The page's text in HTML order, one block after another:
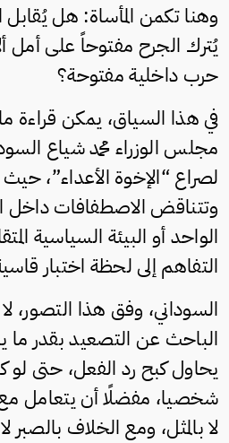
وهنا تكمن المأساة: هل
يُترك الجرح مفتوحاً على أمل
حرب داخلية مفتوحة؟
في هذا السياق، يمكن قراءة
مجلس الوزراء محمد شياع
لصراع “الإخوة الأعداء”،
وتتناقض الاصطفافات داخل
الواحد أو البيئة السياسية
التفاهم إلى لحظة اختبار
السوداني، وفق هذا التصور،
الباحث عن التصعيد بقدر ما
يحاول كبح رد الفعل، حتى لو
شخصيا، مفضلًا أن يتعامل مع
لا بالمثل، ومع الخلاف بالصبر